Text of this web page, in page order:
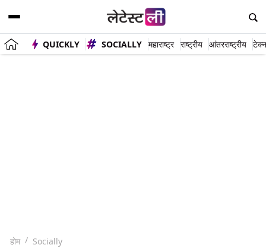
QUICKLY SOCIALLY महाराष्ट्र राष्ट्रीय आंतरराष्ट्रीय
होम Socially